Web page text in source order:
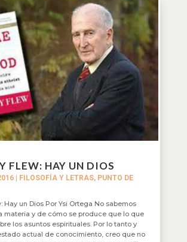
FLEW: HAY UN DIOS
| FILOSOFÍA Y LETRAS, PUNTO DE
Hay un Dios Por Ysi Ortega No sabemos
materia y de cómo se produce que lo que
los asuntos espirituales. Por lo tanto y
actual de conocimiento, creo que no